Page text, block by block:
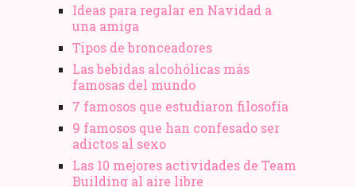
Ideas para regalar en Navidad a
una amiga
Tipos de bronceadores
Las bebidas alcohólicas más
famosas del mundo
7 famosos que estudiaron filosofía
9 famosos que han confesado ser
adictos al sexo
Las 10 mejores actividades de Team
Building al aire libre